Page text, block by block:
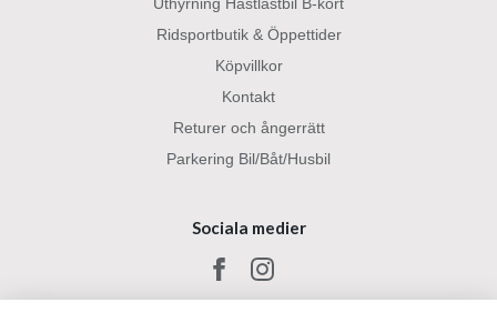
Uthyrning Hästlastbil B-kort
Ridsportbutik & Öppettider
Köpvillkor
Kontakt
Returer och ångerrätt
Parkering Bil/Båt/Husbil
Sociala medier